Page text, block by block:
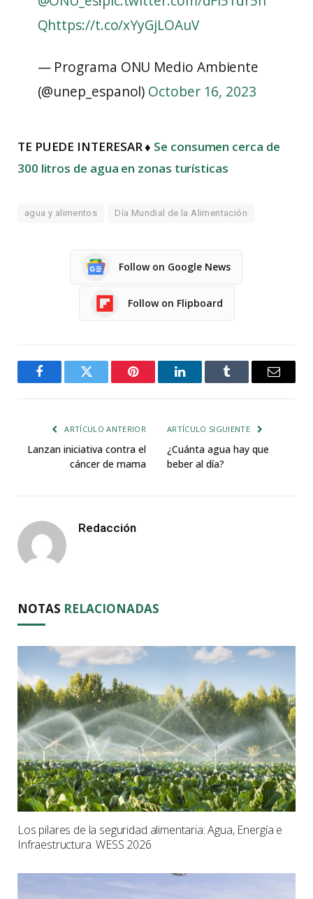
Qhttps://t.co/xYyGjLOAuV
— Programa ONU Medio Ambiente
(@unep_espanol) October 16, 2023
TE PUEDE INTERESAR ♦ Se consumen cerca de
300 litros de agua en zonas turísticas
agua y alimentos Día Mundial de la Alimentación
Follow on Google News
Follow on Flipboard
FacebookTwitter Pinterest LinkedInTumblr Email
ARTÍCULO ANTERIOR
Lanzan iniciativa contra el
cáncer de mama
ARTÍCULO SIGUIENTE
¿Cuánta agua hay que
beber al día?
Redacción
NOTAS RELACIONADAS
Los pilares de la seguridad alimentaria: Agua, Energía e
Infraestructura. WESS 2026